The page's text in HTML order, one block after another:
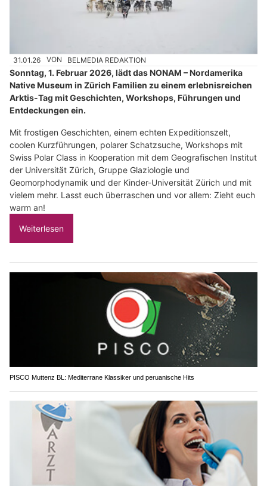
31.01.26 VON BELMEDIA REDAKTION
Sonntag, 1. Februar 2026, lädt das NONAM – Nordamerika
Native Museum in Zürich Familien zu einem erlebnisreichen
Arktis-Tag mit Geschichten, Workshops, Führungen und
Entdeckungen ein.
Mit frostigen Geschichten, einem echten Expeditionszelt,
coolen Kurzführungen, polarer Schatzsuche, Workshops mit
Swiss Polar Class in Kooperation mit dem Geografischen Institut
der Universität Zürich, Gruppe Glaziologie und
Geomorphodynamik und der Kinder-Universität Zürich und mit
vielem mehr. Lasst euch überraschen und vor allem: Zieht euch
warm an!
Weiterlesen
PISCO Muttenz BL: Mediterrane Klassiker und peruanische Hits